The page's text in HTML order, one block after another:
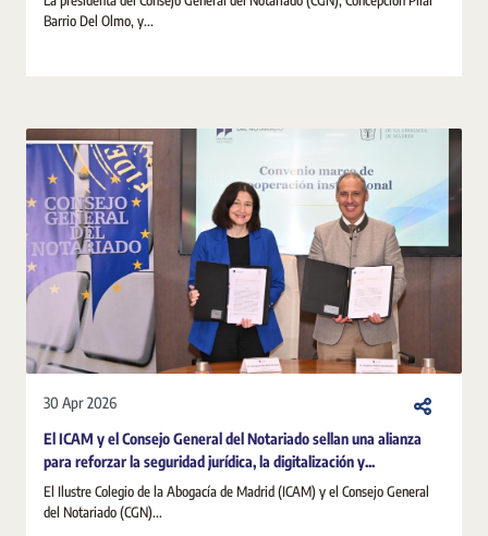
Barrio Del Olmo, y...
30 Apr 2026
El ICAM y el Consejo General del Notariado sellan una alianza
para reforzar la seguridad jurídica, la digitalización y...
El Ilustre Colegio de la Abogacía de Madrid (ICAM) y el Consejo General
del Notariado (CGN)...